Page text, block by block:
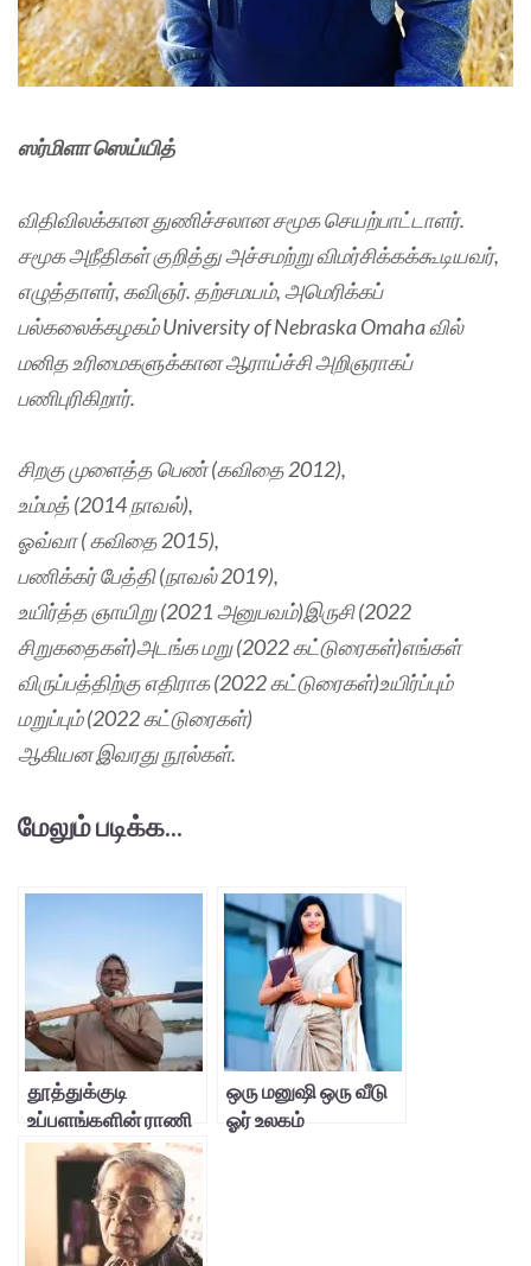
ஸர்மிளா ஸெய்யித்
விதிவிலக்கான துணிச்சலான சமூக செயற்பாட்டாளர்.
சமூக அநீதிகள் குறித்து அச்சமற்று விமர்சிக்கக்கூடியவர்,
எழுத்தாளர், கவிஞர். தற்சமயம், அமெரிக்கப்
பல்கலைக்கழகம் University of Nebraska Omaha வில்
மனித உரிமைகளுக்கான ஆராய்ச்சி அறிஞராகப்
பணிபுரிகிறார்.
சிறகு முளைத்த பெண் (கவிதை 2012),
உம்மத் (2014 நாவல்),
ஓவ்வா ( கவிதை 2015),
பணிக்கர் பேத்தி (நாவல் 2019),
உயிர்த்த ஞாயிறு (2021 அனுபவம்)இருசி (2022
சிறுகதைகள்)அடங்க மறு (2022 கட்டுரைகள்)எங்கள்
விருப்பத்திற்கு எதிராக (2022 கட்டுரைகள்)உயிர்ப்பும்
மறுப்பும் (2022 கட்டுரைகள்)
ஆகியன இவரது நூல்கள்.
மேலும் படிக்க...
தூத்துக்குடி
உப்பளங்களின் ராணி
ஒரு மனுஷி ஒரு வீடு
ஓர் உலகம்